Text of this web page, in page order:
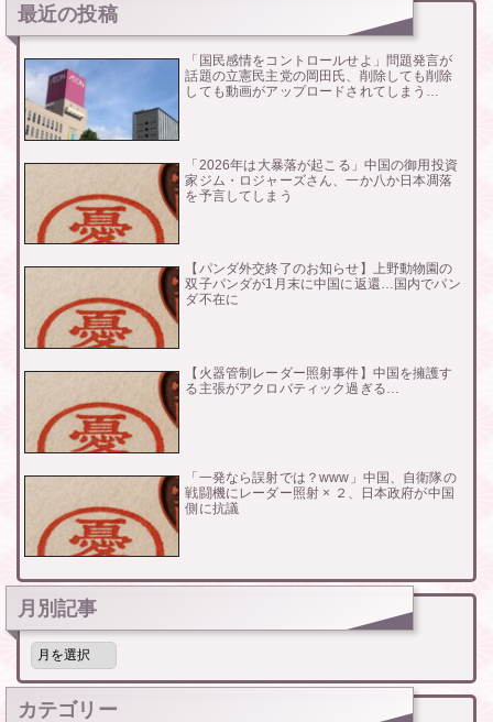
最近の投稿
「国民感情をコントロールせよ」問題発言が
話題の立憲民主党の岡田氏、削除しても削除
しても動画がアップロードされてしまう…
「2026年は大暴落が起こる」中国の御用投資
家ジム・ロジャーズさん、一か八か日本凋落
を予言してしまう
【パンダ外交終了のお知らせ】上野動物園の
双子パンダが1月末に中国に返還…国内でパン
ダ不在に
【火器管制レーダー照射事件】中国を擁護す
る主張がアクロバティック過ぎる…
「一発なら誤射では？www」中国、自衛隊の
戦闘機にレーダー照射 × ２、日本政府が中国
側に抗議
月別記事
月
記
事
カテゴリー